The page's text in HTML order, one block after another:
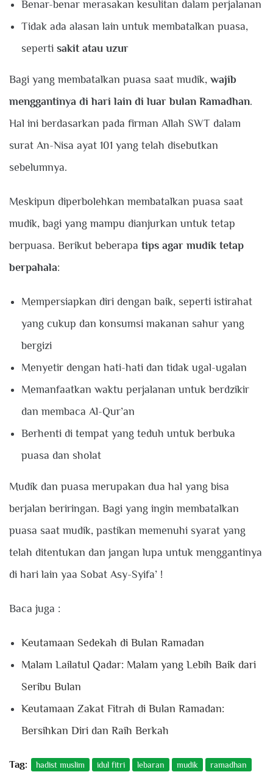
Benar-benar merasakan kesulitan dalam perjalanan
Tidak ada alasan lain untuk membatalkan puasa,
seperti sakit atau uzur
Bagi yang membatalkan puasa saat mudik, wajib
menggantinya di hari lain di luar bulan Ramadhan.
Hal ini berdasarkan pada firman Allah SWT dalam
surat An-Nisa ayat 101 yang telah disebutkan
sebelumnya.
Meskipun diperbolehkan membatalkan puasa saat
mudik, bagi yang mampu dianjurkan untuk tetap
berpuasa. Berikut beberapa tips agar mudik tetap
berpahala:
Mempersiapkan diri dengan baik, seperti istirahat
yang cukup dan konsumsi makanan sahur yang
bergizi
Menyetir dengan hati-hati dan tidak ugal-ugalan
Memanfaatkan waktu perjalanan untuk berdzikir
dan membaca Al-Qur’an
Berhenti di tempat yang teduh untuk berbuka
puasa dan sholat
Mudik dan puasa merupakan dua hal yang bisa
berjalan beriringan. Bagi yang ingin membatalkan
puasa saat mudik, pastikan memenuhi syarat yang
telah ditentukan dan jangan lupa untuk menggantinya
di hari lain yaa Sobat Asy-Syifa’ !
Baca juga :
Keutamaan Sedekah di Bulan Ramadan
Malam Lailatul Qadar: Malam yang Lebih Baik dari
Seribu Bulan
Keutamaan Zakat Fitrah di Bulan Ramadan:
Bersihkan Diri dan Raih Berkah
Tag: hadist muslim idul fitri lebaran mudik ramadhan